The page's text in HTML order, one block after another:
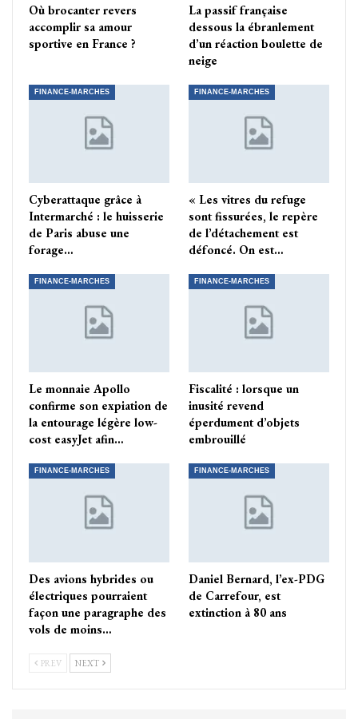
Où brocanter revers
accomplir sa amour
sportive en France ?
La passif française
dessous la ébranlement
d’un réaction boulette de
neige
FINANCE-MARCHES
Cyberattaque grâce à
Intermarché : le huisserie
de Paris abuse une
forage…
FINANCE-MARCHES
« Les vitres du refuge
sont fissurées, le repère
de l’détachement est
défoncé. On est…
FINANCE-MARCHES
Le monnaie Apollo
confirme son expiation de
la entourage légère low-
cost easyJet afin…
FINANCE-MARCHES
Fiscalité : lorsque un
inusité revend
éperdument d’objets
embrouillé
FINANCE-MARCHES
Des avions hybrides ou
électriques pourraient
façon une paragraphe des
vols de moins…
FINANCE-MARCHES
Daniel Bernard, l’ex-PDG
de Carrefour, est
extinction à 80 ans
PREV NEXT